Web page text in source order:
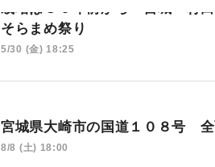
栽培は８０年前から 宮城・村
そらまめ祭り
5/30 (金) 18:25
宮城県大崎市の国道１０８号
8/8 (土) 18:00